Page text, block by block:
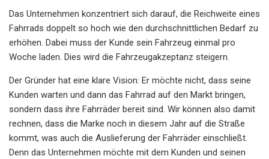
Das Unternehmen konzentriert sich darauf, die Reichweite eines
Fahrrads doppelt so hoch wie den durchschnittlichen Bedarf zu
erhöhen. Dabei muss der Kunde sein Fahrzeug einmal pro
Woche laden. Dies wird die Fahrzeugakzeptanz steigern.
Der Gründer hat eine klare Vision: Er möchte nicht, dass seine
Kunden warten und dann das Fahrrad auf den Markt bringen,
sondern dass ihre Fahrräder bereit sind. Wir können also damit
rechnen, dass die Marke noch in diesem Jahr auf die Straße
kommt, was auch die Auslieferung der Fahrräder einschließt.
Denn das Unternehmen möchte mit dem Kunden und seinen